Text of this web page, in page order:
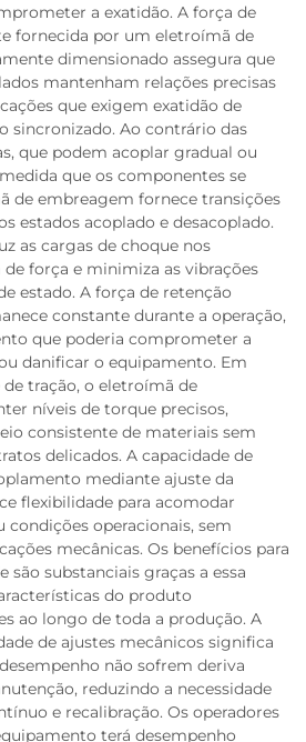
a exatidão. A força de
fornecida por um eletroímã de
dimensionado assegura que
mantenham relações precisas
que exigem exatidão de
sincronizado. Ao contrário das
que podem acoplar gradual ou
que os componentes se
de embreagem fornece transições
estados acoplado e desacoplado.
as cargas de choque nos
força e minimiza as vibrações
estado. A força de retenção
constante durante a operação,
que poderia comprometer a
danificar o equipamento. Em
tração, o eletroímã de
níveis de torque precisos,
consistente de materiais sem
delicados. A capacidade de
mediante ajuste da
flexibilidade para acomodar
operacionais, sem
mecânicas. Os benefícios para
são substanciais graças a essa
do produto
ao longo de toda a produção. A
de ajustes mecânicos significa
não sofrem deriva
reduzindo a necessidade
e recalibração. Os operadores
terá desempenho